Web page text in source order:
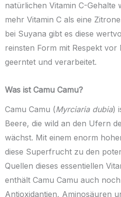
natürlichen Vitamin C-Gehalte
mehr Vitamin C als eine
bei Suyana gibt es diese
reinsten Form mit Respekt
geerntet und verarbeitet.
Was ist Camu Camu?
Camu Camu (Myrciaria dubia)
Beere, die wild an den Ufern
wächst. Mit einem enorm
diese Superfrucht zu den
Quellen dieses essentiellen
enthält Camu Camu auch
Antioxidantien, Aminosäuren